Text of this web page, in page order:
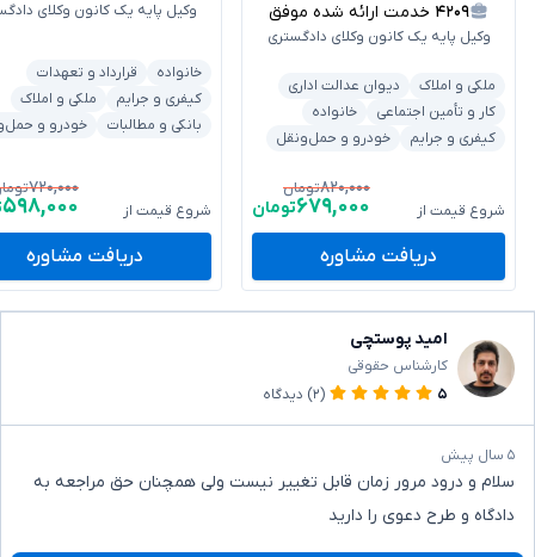
۴۲۰۹ خدمت ارائه شده موفق
وکیل پایه یک کانون وکلای دادگستری
ملکی و املاک
دیوان عدالت اداری
کار و تأمین اجتماعی
خانواده
کیفری و جرایم
خودرو و حمل‌ونقل
شروع قیمت از
۸۲۰,۰۰۰تومان
۶۷۹,۰۰۰تومان
دریافت مشاوره
وکیل پایه یک کانون وکلای
خانواده
قرارداد و تعهدات
کیفری و جرایم
ملکی و املاک
بانکی و مطالبات
خودرو و
شروع قیمت از
۷۲۰,۰۰۰
۵۹۸,۰۰۰
دریافت مشاوره
امید پوستچی
کارشناس حقوقی
۵
(۲) دیدگاه
۵ سال پیش
سلام و درود مرور زمان قابل تغییر نیست ولی همچنان حق مراجعه به
دادگاه و طرح دعوی را دارید